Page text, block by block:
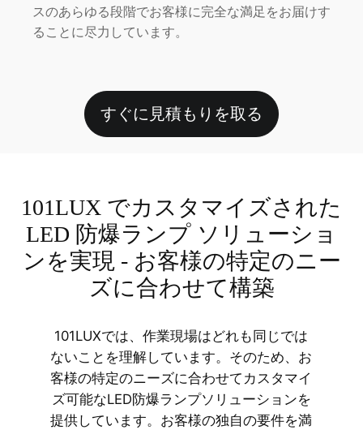
スのあらゆる段階でお客様に完全な満足をお届けす
ることに尽力しています。
すぐに見積もりを取る
101LUX でカスタマイズされた
LED 防爆ランプ ソリューショ
ンを実現 - お客様の特定のニー
ズに合わせて構築
101LUXでは、作業現場はどれも同じでは
ないことを理解しています。そのため、お
客様の特定のニーズに合わせてカスタマイ
ズ可能なLED防爆ランプソリューションを
提供しています。お客様の独自の要件を満